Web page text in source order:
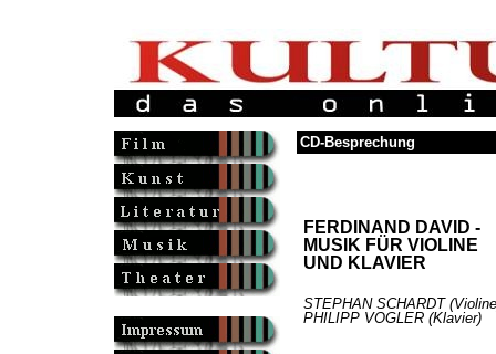
CD-Besprechung
FERDINAND DAVID -
MUSIK FÜR VIOLINE
UND KLAVIER
STEPHAN SCHARDT
PHILIPP VOGLER (Klavier)